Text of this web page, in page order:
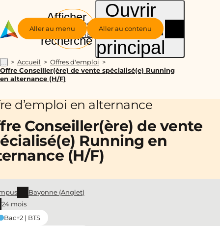
Aller au menu Aller au contenu
Groupe
Alternance
Afficher
la
recherche
Ouvrir
le menu
principal
... Accueil
Offres d'emploi
Offre Conseiller(ère) de vente spécialisé(e) Running
en alternance (H/F)
d’emploi en alternance
Conseiller(ère) de vente
Running en
(H/F)
Bayonne (Anglet)
24 mois
Bac+2 | BTS